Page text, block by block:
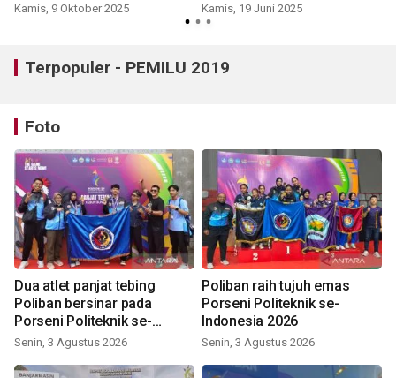
Kamis, 9 Oktober 2025 Kamis, 19 Juni 2025
Terpopuler - PEMILU 2019
Foto
Dua atlet panjat tebing
Poliban bersinar pada
Porseni Politeknik se-
Indonesia 2026
Senin, 3 Agustus 2026
Poliban raih tujuh emas
Porseni Politeknik se-
Indonesia 2026
Senin, 3 Agustus 2026